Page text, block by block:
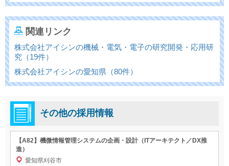
関連リンク
株式会社アイシンの機械・電気・電子の研究開発・応用研
究（19件）
株式会社アイシンの愛知県（80件）
その他の採用情報
【A82】機微情報管理システムの企画・設計（ITアーキテクト／DX推
進）
愛知県刈谷市